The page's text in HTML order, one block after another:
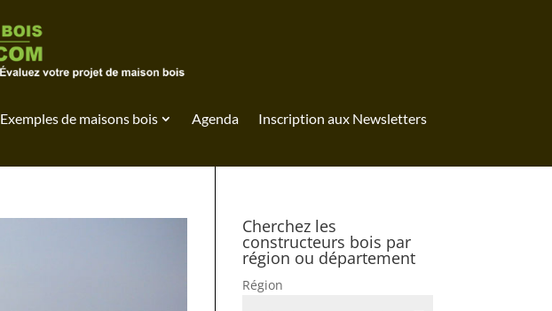
Exemples de maisons bois Agenda Inscription aux Newsletters
Cherchez les
constructeurs bois par
région ou département
Région